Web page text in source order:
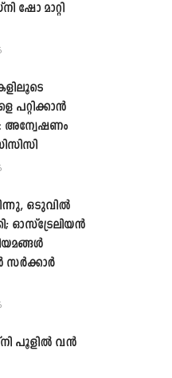
ഷോ മാറ്റി
പറ്റിക്കാൻ
അന്വേഷണം
ഒടുവിൽ
ഓസ്‌ട്രേലിയൻ
സർക്കാർ
പൂളിൽ വൻ